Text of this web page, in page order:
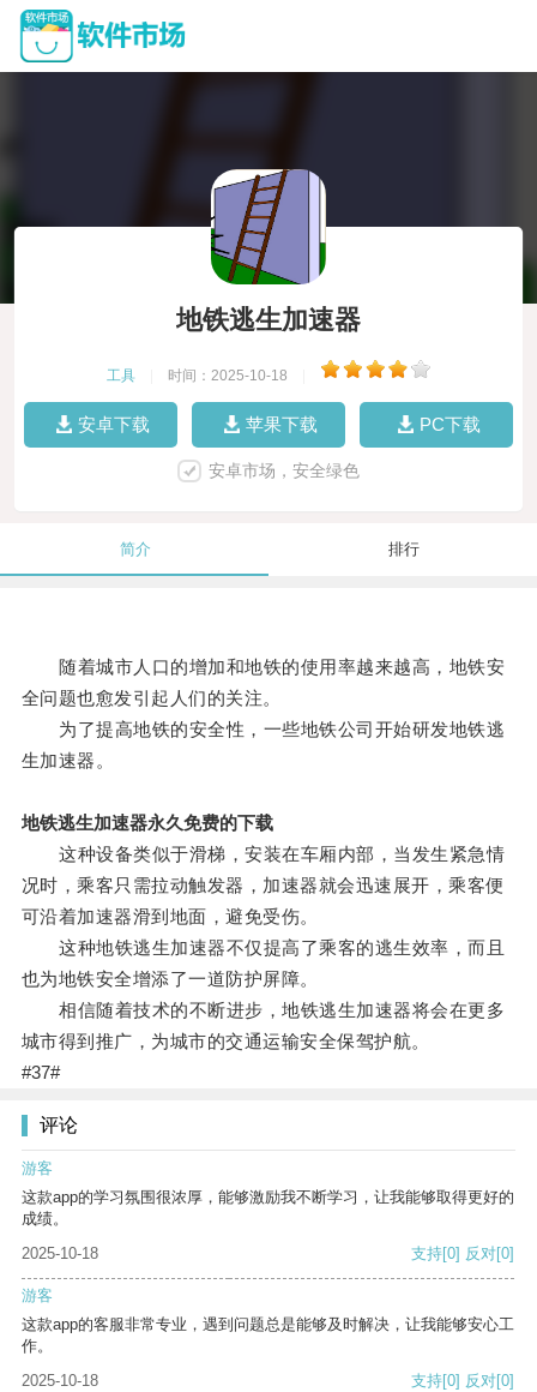
地铁逃生加速器
工具 时间：2025-10-18
安卓下载 苹果下载 PC下载
安卓市场，安全绿色
简介 排行
随着城市人口的增加和地铁的使用率越来越高，地铁安
全问题也愈发引起人们的关注。
为了提高地铁的安全性，一些地铁公司开始研发地铁逃
生加速器。
地铁逃生加速器永久免费的下载
这种设备类似于滑梯，安装在车厢内部，当发生紧急情
况时，乘客只需拉动触发器，加速器就会迅速展开，乘客便
可沿着加速器滑到地面，避免受伤。
这种地铁逃生加速器不仅提高了乘客的逃生效率，而且
也为地铁安全增添了一道防护屏障。
相信随着技术的不断进步，地铁逃生加速器将会在更多
城市得到推广，为城市的交通运输安全保驾护航。
#37#
评论
游客
这款app的学习氛围很浓厚，能够激励我不断学习，让我能够取得更好的
成绩。
2025-10-18
支持[0] 反对[0]
游客
这款app的客服非常专业，遇到问题总是能够及时解决，让我能够安心工
作。
2025-10-18
支持[0] 反对[0]